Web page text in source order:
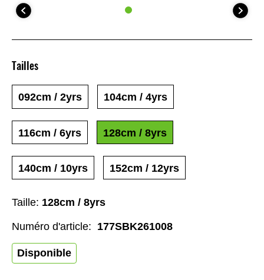
Taille: 128cm / 8yrs
Disponible
Tailles
092cm / 2yrs 104cm / 4yrs
116cm / 6yrs 128cm / 8yrs
140cm / 10yrs 152cm / 12yrs
Numéro d'article: 177SBK261008